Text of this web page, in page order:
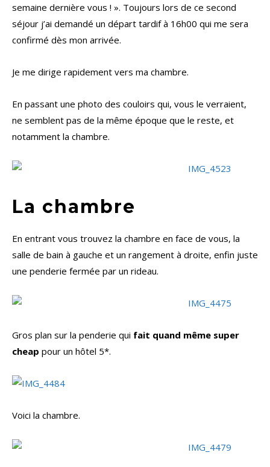
semaine dernière vous ! ». Toujours lors de ce second
séjour j’ai demandé un départ tardif à 16h00 qui me sera
confirmé dès mon arrivée.
Je me dirige rapidement vers ma chambre.
En passant une photo des couloirs qui, vous le verraient,
ne semblent pas de la même époque que le reste, et
notamment la chambre.
La chambre
En entrant vous trouvez la chambre en face de vous, la
salle de bain à gauche et un rangement à droite, enfin juste
une penderie fermée par un rideau.
Gros plan sur la penderie qui fait quand même super
cheap pour un hôtel 5*.
Voici la chambre.